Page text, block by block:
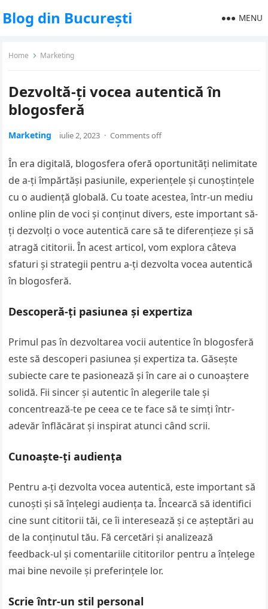
Blog din București MENU
Home Marketing
Dezvoltă-ți vocea autentică în
blogosferă
Marketing iulie 2, 2023 · Comments off
În era digitală, blogosfera oferă oportunități nelimitate
de a-ți împărtăși pasiunile, experiențele și cunoștințele
cu o audiență globală. Cu toate acestea, într-un mediu
online plin de voci și conținut divers, este important să-
ți dezvolți o voce autentică care să te diferențieze și să
atragă cititorii. În acest articol, vom explora câteva
sfaturi și strategii pentru a-ți dezvolta vocea autentică
în blogosferă.
Descoperă-ți pasiunea și expertiza
Primul pas în dezvoltarea vocii autentice în blogosferă
este să descoperi pasiunea și expertiza ta. Găsește
subiecte care te pasionează și în care ai o cunoaștere
solidă. Fii sincer și autentic în alegerile tale și
concentrează-te pe ceea ce te face să te simți într-
adevăr înflăcărat și inspirat atunci când scrii.
Cunoaște-ți audiența
Pentru a-ți dezvolta vocea autentică, este important să
cunoști și să înțelegi audiența ta. Încearcă să identifici
cine sunt cititorii tăi, ce îi interesează și ce așteptări au
de la conținutul tău. Fă cercetări și analizează
feedback-ul și comentariile cititorilor pentru a înțelege
mai bine nevoile și preferințele lor.
Scrie într-un stil personal